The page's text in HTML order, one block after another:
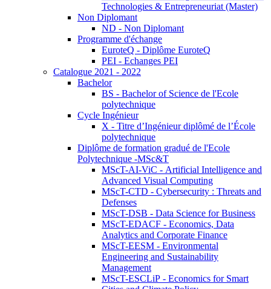
Technologies & Entrepreneuriat (Master)
Non Diplomant
ND - Non Diplomant
Programme d'échange
EuroteQ - Diplôme EuroteQ
PEI - Echanges PEI
Catalogue 2021 - 2022
Bachelor
BS - Bachelor of Science de l'Ecole
polytechnique
Cycle Ingénieur
X - Titre d’Ingénieur diplômé de l’École
polytechnique
Diplôme de formation gradué de l'Ecole
Polytechnique -MSc&T
MScT-AI-ViC - Artificial Intelligence and
Advanced Visual Computing
MScT-CTD - Cybersecurity : Threats and
Defenses
MScT-DSB - Data Science for Business
MScT-EDACF - Economics, Data
Analytics and Corporate Finance
MScT-EESM - Environmental
Engineering and Sustainability
Management
MScT-ESCLiP - Economics for Smart